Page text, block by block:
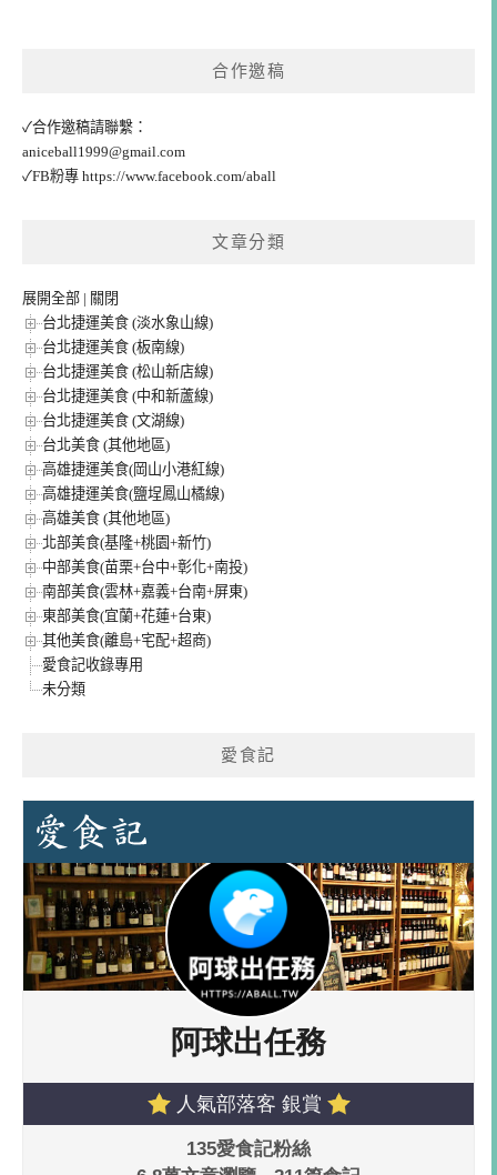
合作邀稿
✓合作邀稿請聯繫：
aniceball1999@gmail.com
✓FB粉專 https://www.facebook.com/aball
文章分類
展開全部 | 關閉
台北捷運美食 (淡水象山線)
台北捷運美食 (板南線)
台北捷運美食 (松山新店線)
台北捷運美食 (中和新蘆線)
台北捷運美食 (文湖線)
台北美食 (其他地區)
高雄捷運美食(岡山小港紅線)
高雄捷運美食(鹽埕鳳山橘線)
高雄美食 (其他地區)
北部美食(基隆+桃園+新竹)
中部美食(苗栗+台中+彰化+南投)
南部美食(雲林+嘉義+台南+屏東)
東部美食(宜蘭+花蓮+台東)
其他美食(離島+宅配+超商)
愛食記收錄專用
未分類
愛食記